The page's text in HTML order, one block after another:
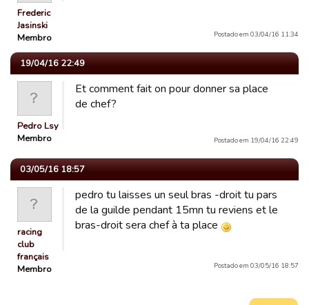
Frederic
Jasinski
Membro
Postado em 03/04/16 11:34
19/04/16 22:49
Pedro Lsy
Membro
Et comment fait on pour donner sa place
de chef?
Postado em 19/04/16 22:49
03/05/16 18:57
racing
club
français
Membro
pedro tu laisses un seul bras -droit tu pars
de la guilde pendant 15mn tu reviens et le
bras-droit sera chef à ta place
Postado em 03/05/16 18:57